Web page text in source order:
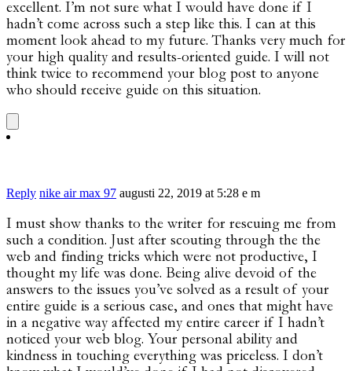
excellent. I’m not sure what I would have done if I
hadn’t come across such a step like this. I can at this
moment look ahead to my future. Thanks very much for
your high quality and results-oriented guide. I will not
think twice to recommend your blog post to anyone
who should receive guide on this situation.
Reply nike air max 97 augusti 22, 2019 at 5:28 e m
I must show thanks to the writer for rescuing me from
such a condition. Just after scouting through the the
web and finding tricks which were not productive, I
thought my life was done. Being alive devoid of the
answers to the issues you’ve solved as a result of your
entire guide is a serious case, and ones that might have
in a negative way affected my entire career if I hadn’t
noticed your web blog. Your personal ability and
kindness in touching everything was priceless. I don’t